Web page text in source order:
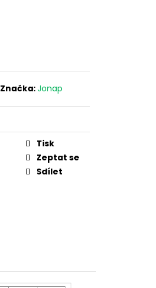
Značka:Jonap
Tisk
Zeptat se
Sdílet